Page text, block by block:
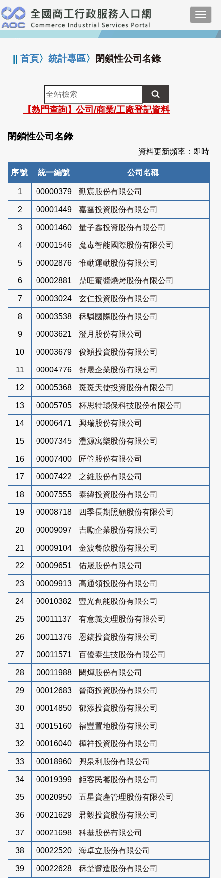
跳
到
主
要
:::
||首頁〉統計專區〉 閉鎖性公司名錄
全
站
檢
索
【熱門查詢】公司/商業/工廠登記資料
閉鎖性公司名錄
資料更新頻率：即時
序號 統一編號 公司名稱
1 00000379 勤宸股份有限公司
2 00001449 嘉霆投資股份有限公司
3 00001460 量子鑫投資股份有限公司
4 00001546 魔毒智能國際股份有限公司
5 00002876 惟動運動股份有限公司
6 00002881 鼎旺蜜醬燒烤股份有限公司
7 00003024 玄仁投資股份有限公司
8 00003538 秝驎國際股份有限公司
9 00003621 澄月股份有限公司
10 00003679 俊穎投資股份有限公司
11 00004776 舒晟企業股份有限公司
12 00005368 斑斑天使投資股份有限公司
13 00005705 杯思特環保科技股份有限公司
14 00006471 興瑞股份有限公司
15 00007345 灃源寓樂股份有限公司
16 00007400 匠管股份有限公司
17 00007422 之維股份有限公司
18 00007555 泰緯投資股份有限公司
19 00008718 四季長期照顧股份有限公司
20 00009097 吉勵企業股份有限公司
21 00009104 金波餐飲股份有限公司
22 00009651 佑晟股份有限公司
23 00009913 高通領投股份有限公司
24 00010382 豐光創能股份有限公司
25 00011137 有意義文理股份有限公司
26 00011376 恩鎬投資股份有限公司
27 00011571 百優泰生技股份有限公司
28 00011988 閎燁股份有限公司
29 00012683 晉商投資股份有限公司
30 00014850 郁添投資股份有限公司
31 00015160 福豐置地股份有限公司
32 00016040 樺祥投資股份有限公司
33 00018960 興泉利股份有限公司
34 00019399 鉅客民饕股份有限公司
35 00020950 五星資產管理股份有限公司
36 00021629 君毅投資股份有限公司
37 00021698 科基股份有限公司
38 00022520 海卓立股份有限公司
39 00022628 秝埜營造股份有限公司